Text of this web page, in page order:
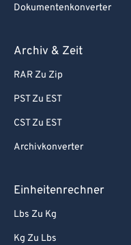
Dokumentenkonverter
Archiv & Zeit
RAR Zu Zip
PST Zu EST
CST Zu EST
Archivkonverter
Einheitenrechner
Lbs Zu Kg
Kg Zu Lbs